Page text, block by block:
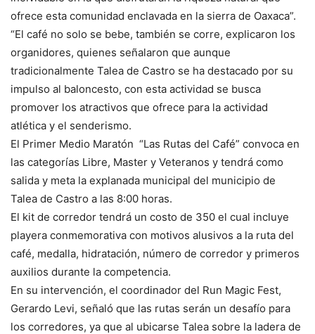
ofrece esta comunidad enclavada en la sierra de Oaxaca”.
“El café no solo se bebe, también se corre, explicaron los
organidores, quienes señalaron que aunque
tradicionalmente Talea de Castro se ha destacado por su
impulso al baloncesto, con esta actividad se busca
promover los atractivos que ofrece para la actividad
atlética y el senderismo.
El Primer Medio Maratón “Las Rutas del Café” convoca en
las categorías Libre, Master y Veteranos y tendrá como
salida y meta la explanada municipal del municipio de
Talea de Castro a las 8:00 horas.
El kit de corredor tendrá un costo de 350 el cual incluye
playera conmemorativa con motivos alusivos a la ruta del
café, medalla, hidratación, número de corredor y primeros
auxilios durante la competencia.
En su intervención, el coordinador del Run Magic Fest,
Gerardo Levi, señaló que las rutas serán un desafío para
los corredores, ya que al ubicarse Talea sobre la ladera de